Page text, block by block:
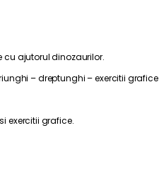
cu ajutorul dinozaurilor.
– dreptunghi – exercitii grafice
exercitii grafice.